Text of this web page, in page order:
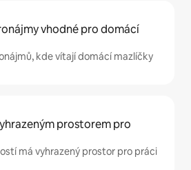
vhodné pro domácí
kde vítají domácí mazlíčky
prostorem pro
má vyhrazený prostor pro práci